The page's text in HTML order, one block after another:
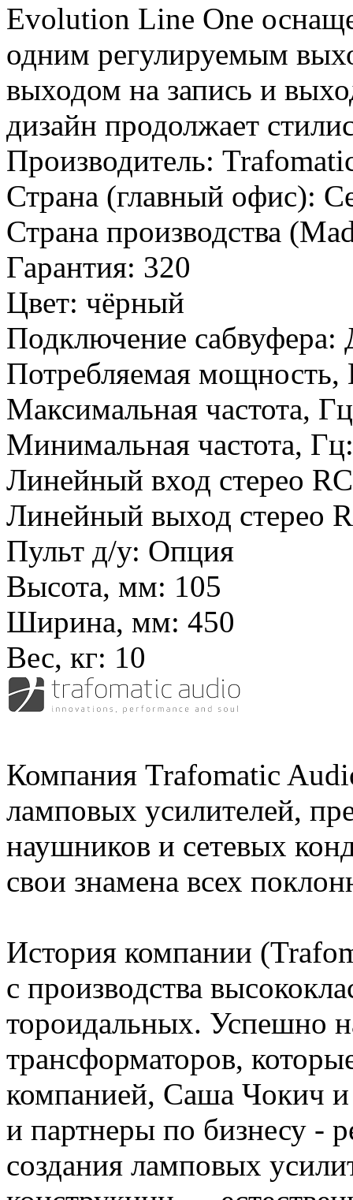
Evolution Line One
одним регулируемым
выходом на запись и
дизайн продолжает
Производитель:
Страна (главный офис):
Страна производства
Гарантия: 320
Цвет: чёрный
Подключение сабвуфера:
Потребляемая
Максимальная частота,
Минимальная частота,
Линейный вход стерео
Линейный выход стерео
Пульт д/у: Опция
Высота, мм: 105
Ширина, мм: 450
Вес, кг: 10
Компания Trafomatic
ламповых усилителей,
наушников и сетевых
свои знамена всех
История компании
с производства
тороидальных. Успешно
трансформаторов,
компанией, Саша Чокич
и партнеры по бизнесу -
создания ламповых